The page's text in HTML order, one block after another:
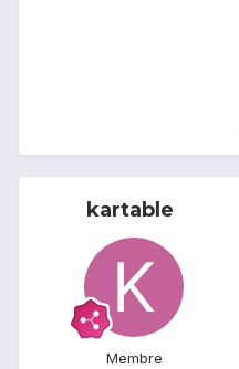
kartable
Membre